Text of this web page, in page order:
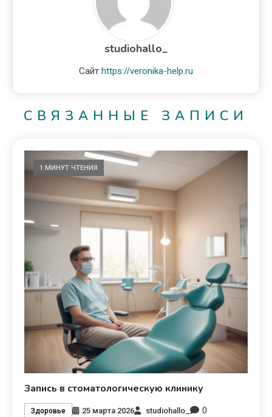
studiohallo_
Сайт https://veronika-help.ru
СВЯЗАННЫЕ ЗАПИСИ
1 МИНУТ ЧТЕНИЯ
Запись в стоматологическую клинику
Здоровье 25 марта 2026 studiohallo_ 0